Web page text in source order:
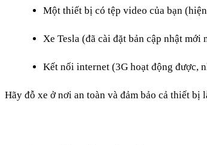
Một thiết bị có tệp video của bạn
Xe Tesla (đã cài đặt bản cập nhật mới
Kết nối internet (3G hoạt động được,
Hãy đỗ xe ở nơi an toàn và đảm bảo cả thiết bị